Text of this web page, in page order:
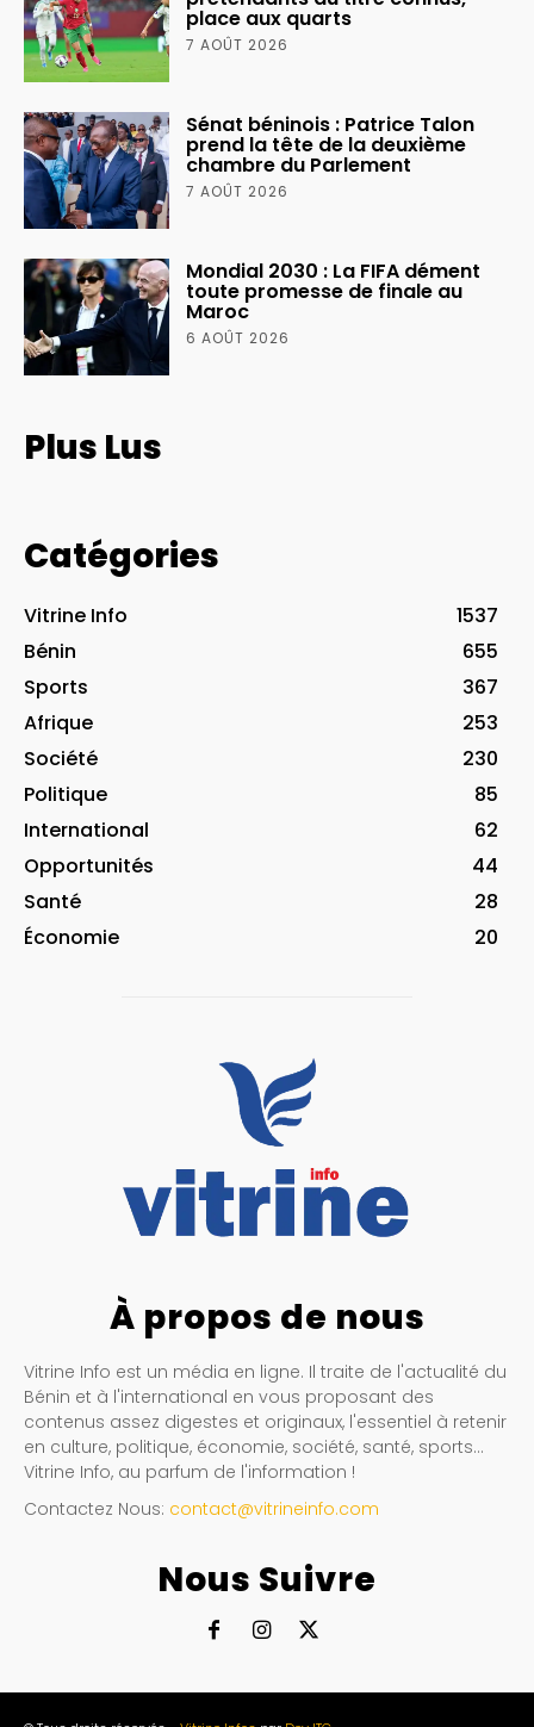
place aux quarts
7 AOÛT 2026
Sénat béninois : Patrice Talon
prend la tête de la deuxième
chambre du Parlement
7 AOÛT 2026
Mondial 2030 : La FIFA dément
toute promesse de finale au
Maroc
6 AOÛT 2026
Plus Lus
Catégories
Vitrine Info
1537
Bénin
655
Sports
367
Afrique
253
Société
230
Politique
85
International
62
Opportunités
44
Santé
28
Économie
20
À propos de nous
Vitrine Info est un média en ligne. Il traite de l'actualité du
Bénin et à l'international en vous proposant des
contenus assez digestes et originaux, l'essentiel à retenir
en culture, politique, économie, société, santé, sports…
Vitrine Info, au parfum de l'information !
Contactez Nous: contact@vitrineinfo.com
Nous Suivre